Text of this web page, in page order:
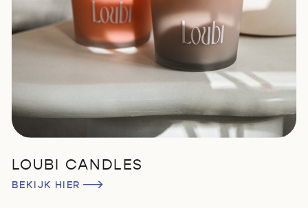
BEKIJK HIER
LOUBI CANDLES